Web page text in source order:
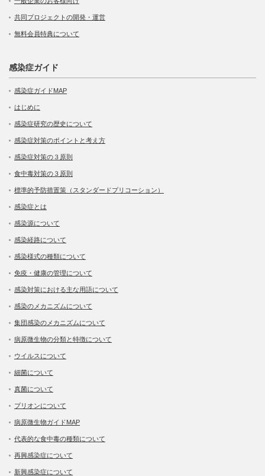
共同プロジェクトの開発・運営
無料会員特典について
感染症ガイド
感染症ガイドMAP
はじめに
感染症研究の歴史について
感染症対策のポイントと考え方
感染症対策の３原則
食中毒対策の３原則
標準的予防措置策（スタンダードプリコーション）
感染症とは
感染源について
感染経路について
感染様式の種類について
免疫・健康の管理について
感染対策における主な用語について
感染のメカニズムについて
集団感染のメカニズムについて
病原微生物の分類と特徴について
ウイルスについて
細菌について
真菌について
プリオンについて
病原微生物ガイドMAP
代表的な食中毒の種類について
再興感染症について
新興感染症について